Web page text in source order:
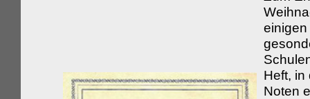
Heft, in
Noten